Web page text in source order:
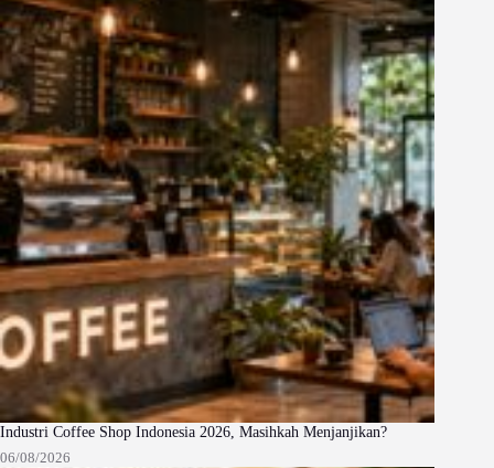
Industri Coffee Shop Indonesia 2026, Masihkah Menjanjikan?
06/08/2026